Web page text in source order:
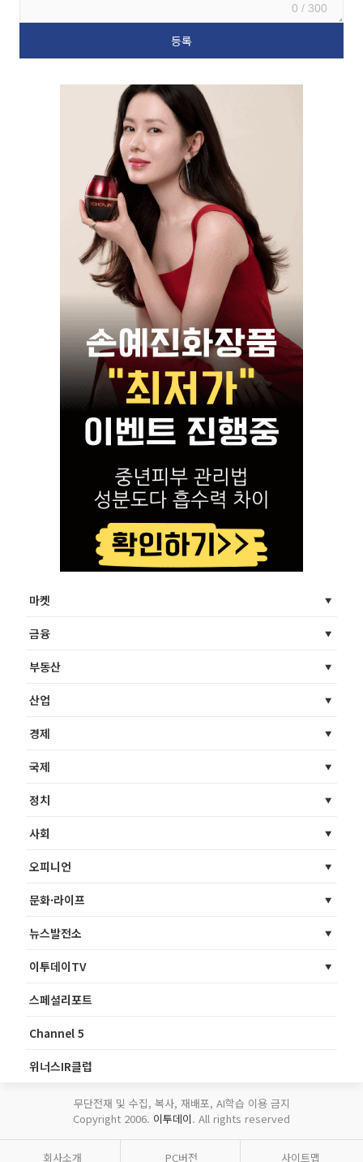
0 / 300
마켓
금융
부동산
산업
경제
국제
정치
사회
오피니언
문화·라이프
뉴스발전소
이투데이TV
스페셜리포트
Channel 5
위너스IR클럽
무단전재 및 수집, 복사, 재배포, AI학습 이용 금지
Copyright 2006. 이투데이. All rights reserved
회사소개 PC버전 사이트맵